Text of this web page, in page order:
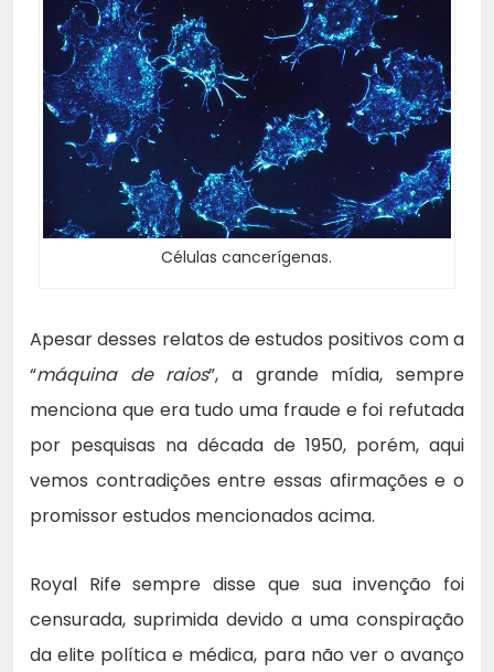
Células cancerígenas.
Apesar desses relatos de estudos positivos com a
“máquina de raios”, a grande mídia, sempre
menciona que era tudo uma fraude e foi refutada
por pesquisas na década de 1950, porém, aqui
vemos contradições entre essas afirmações e o
promissor estudos mencionados acima.
Royal Rife sempre disse que sua invenção foi
censurada, suprimida devido a uma conspiração
da elite política e médica, para não ver o avanço